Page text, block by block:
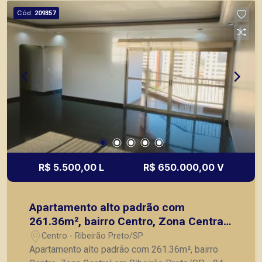
de armários, iluminação, ar condicionado e
pintura. A Piramid tem como objetivo atender
seus clientes com agilidade e segurança, em
locação, vendas de imóveis prontos, usados ou
mesmo nos principais lançamentos da cidade de
Ribeirão Preto.
Cód. 209357
R$ 5.500,00 L R$ 650.000,00 V
Apartamento alto padrão com
261.36m², bairro Centro, Zona Central
em Ribeirão Preto/SP
Centro - Ribeirão Preto/SP
Apartamento alto padrão com 261.36m², bairro